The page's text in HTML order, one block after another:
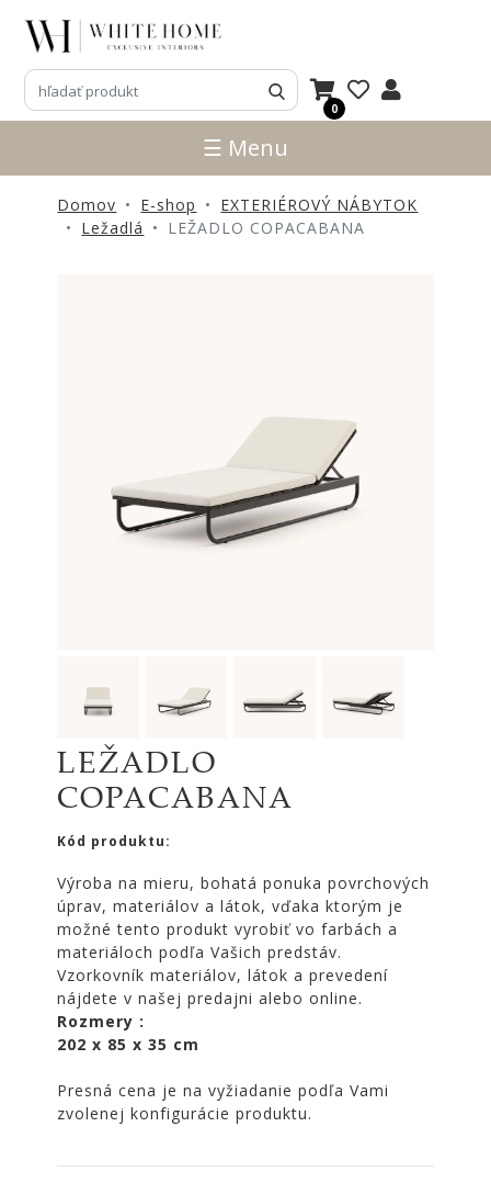
0
3D
NÁVRHY
NOVINKY
PRODUKTY
SVIETIDLÁ
ZRKADLÁ
DOPLNKY
EXTERIÉROVÝ
VÔNE
SVIEČKY
CÔTE
NOIRE
Obklady
ATLAS
CONCORDE
☰ Menu
Domov E-shop
EXTERIÉROVÝ NÁBYTOK
Ležadlá
LEŽADLO COPACABANA
LEŽADLO
COPACABANA
Kód produktu:
Výroba na mieru, bohatá ponuka povrchových
úprav, materiálov a látok, vďaka ktorým je
možné tento produkt vyrobiť vo farbách a
materiáloch podľa Vašich predstáv.
Vzorkovník materiálov, látok a prevedení
nájdete v našej predajni alebo online.
Rozmery :
202 x 85 x 35 cm
Presná cena je na vyžiadanie podľa Vami
zvolenej konfigurácie produktu.